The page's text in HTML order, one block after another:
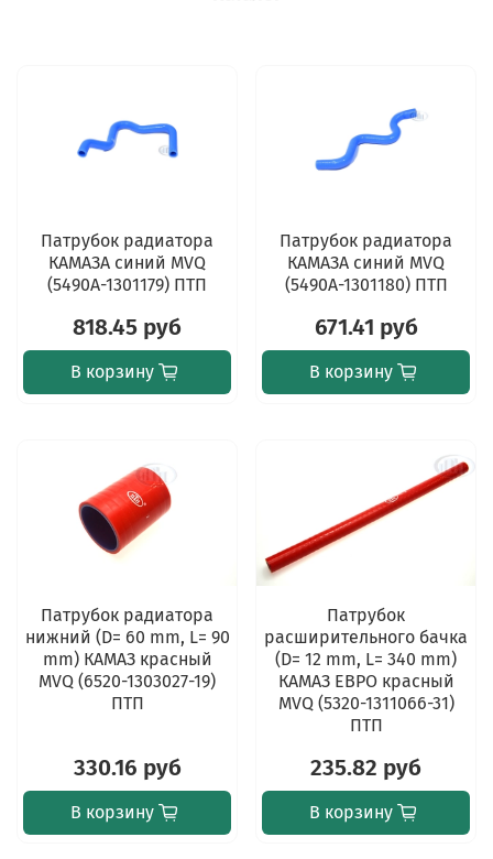
Патрубок радиатора
КАМАЗА синий MVQ
(5490А-1301179) ПТП
818.45 руб
В корзину
Патрубок радиатора
КАМАЗА синий MVQ
(5490А-1301180) ПТП
671.41 руб
В корзину
Патрубок радиатора
нижний (D= 60 mm, L= 90
mm) КАМАЗ красный
MVQ (6520-1303027-19)
ПТП
330.16 руб
В корзину
Патрубок
расширительного бачка
(D= 12 mm, L= 340 mm)
КАМАЗ ЕВРО красный
MVQ (5320-1311066-31)
ПТП
235.82 руб
В корзину